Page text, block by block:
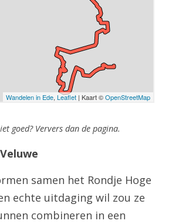
goed? Ververs dan de pagina.
samen het Rondje Hoge
echte uitdaging wil zou ze
combineren in een